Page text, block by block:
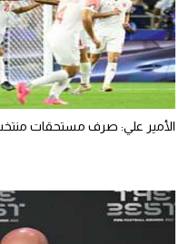
الأمير علي: صرف مستحقات منتخب